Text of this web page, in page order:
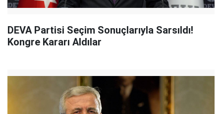
DEVA Partisi Seçim Sonuçlarıyla Sarsıldı!
Kongre Kararı Aldılar